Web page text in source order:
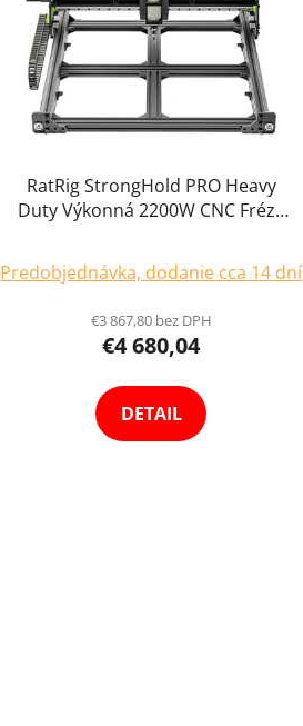
RatRig StrongHold PRO Heavy
Duty Výkonná 2200W CNC Fréza
Ploter až 150 x 150cm
hodnotenie
produktu
je
z
Predobjednávka, dodanie cca 14 dní
€3 867,80 bez DPH
€4 680,04
DETAIL